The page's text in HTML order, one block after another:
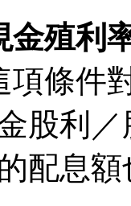
金殖利
項條件
股利
配息